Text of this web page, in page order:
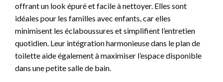
offrant un look épuré et facile à nettoyer. Elles sont
idéales pour les familles avec enfants, car elles
minimisent les éclaboussures et simplifient l’entretien
quotidien. Leur intégration harmonieuse dans le plan de
toilette aide également à maximiser l’espace disponible
dans une petite salle de bain.